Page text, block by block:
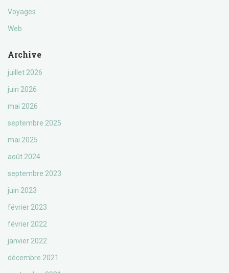
Voyages
Web
Archive
juillet 2026
juin 2026
mai 2026
septembre 2025
mai 2025
août 2024
septembre 2023
juin 2023
février 2023
février 2022
janvier 2022
décembre 2021